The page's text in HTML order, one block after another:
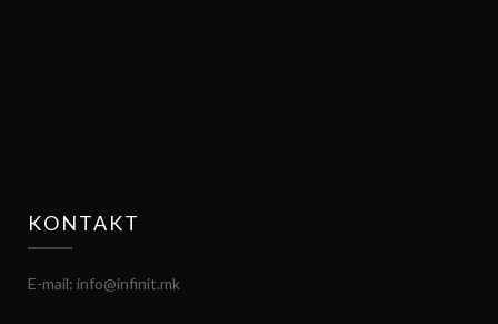
KONTAKT
E-mail: info@infinit.mk